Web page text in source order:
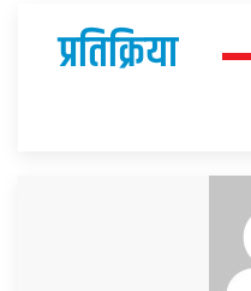
प्रतिक्रिया